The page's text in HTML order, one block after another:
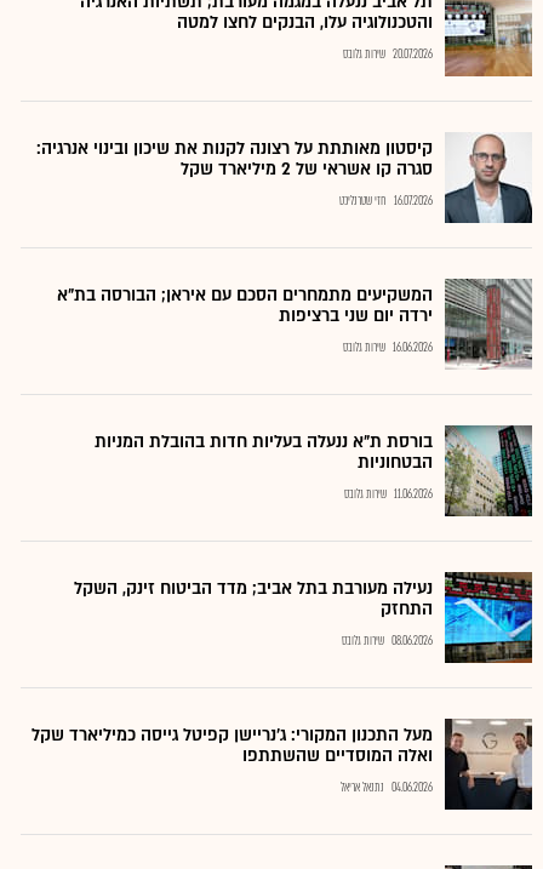
והטכנולוגיה עלו, הבנקים לחצו למטה
20.07.2026 שירות גלובס
קיסטון מאותתת על רצונה לקנות את שיכון ובינוי אנרגיה:
סגרה קו אשראי של 2 מיליארד שקל
16.07.2026 חזי שטרנליכט
המשקיעים מתמחרים הסכם עם איראן; הבורסה בת"א
ירדה יום שני ברציפות
16.06.2026 שירות גלובס
בורסת ת"א ננעלה בעליות חדות בהובלת המניות
הבטחוניות
11.06.2026 שירות גלובס
נעילה מעורבת בתל אביב; מדד הביטוח זינק, השקל
התחזק
08.06.2026 שירות גלובס
מעל התכנון המקורי: ג'נריישן קפיטל גייסה כמיליארד שקל
ואלה המוסדיים שהשתתפו
04.06.2026 נתנאל אריאל